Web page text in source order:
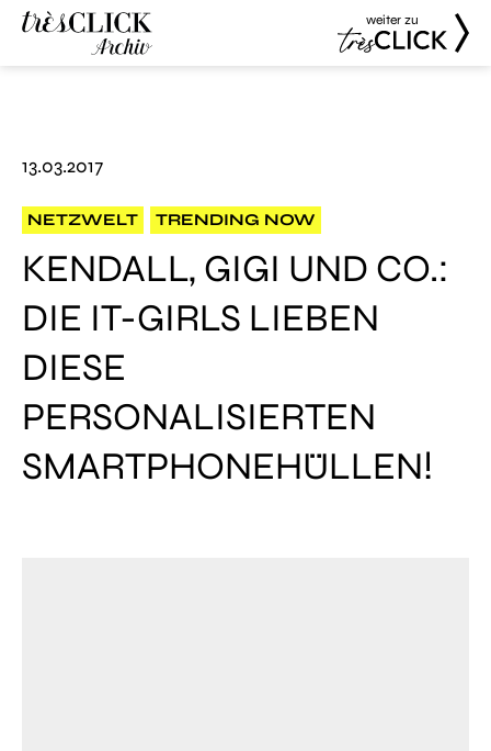
weiter zu
13.03.2017
NETZWELT TRENDING NOW
KENDALL, GIGI UND CO.:
DIE IT-GIRLS LIEBEN
DIESE
PERSONALISIERTEN
SMARTPHONEHÜLLEN!